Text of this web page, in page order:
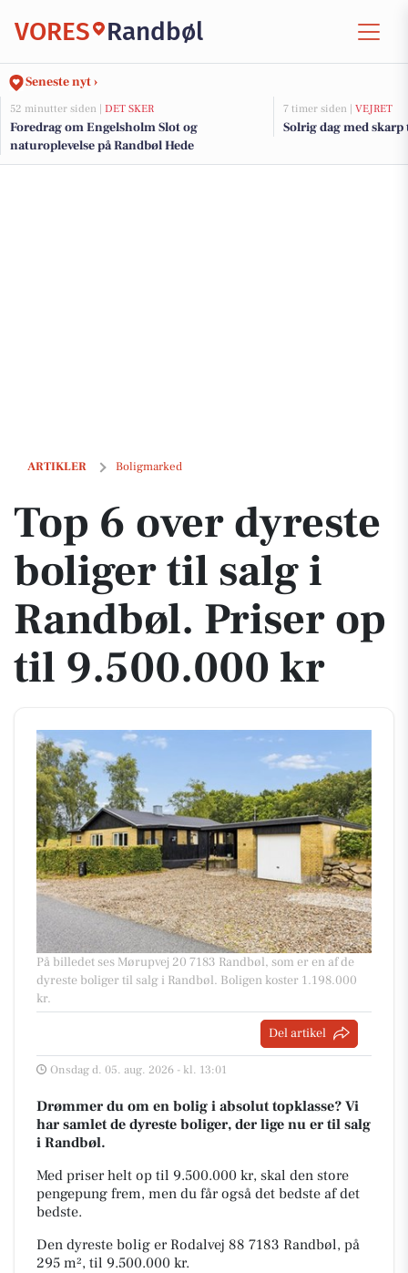
VORES Randbøl
Seneste nyt ›
52 minutter siden | DET SKER
Foredrag om Engelsholm Slot og
naturoplevelse på Randbøl Hede
7 timer siden | VEJRET
Solrig dag med
ARTIKLER Boligmarked
Top 6 over dyreste boliger til salg i Randbøl. Priser op til 9.500.000 kr
Top 6 over dyreste
boliger til salg i
Randbøl. Priser op
til 9.500.000 kr
På billedet ses Mørupvej 20 7183 Randbøl, som er en af de
dyreste boliger til salg i Randbøl. Boligen koster 1.198.000
kr.
Del artikel
Onsdag d. 05. aug. 2026 - kl. 13:01
Drømmer du om en bolig i absolut topklasse? Vi
har samlet de dyreste boliger, der lige nu er til salg
i Randbøl.
Med priser helt op til 9.500.000 kr, skal den store
pengepung frem, men du får også det bedste af det
bedste.
Den dyreste bolig er Rodalvej 88 7183 Randbøl, på
295 m², til 9.500.000 kr.